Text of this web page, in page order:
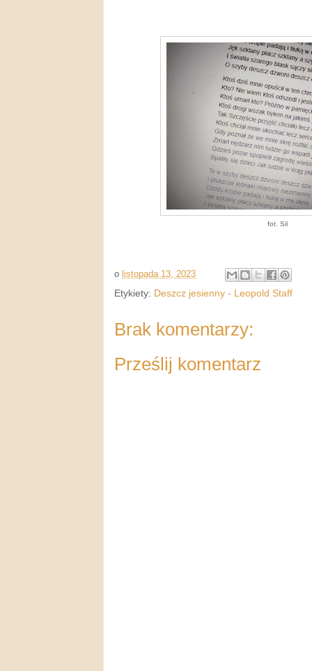
fot. Sil
o listopada 13, 2023
Etykiety: Deszcz jesienny - Leopold Staff
Brak komentarzy:
Prześlij komentarz